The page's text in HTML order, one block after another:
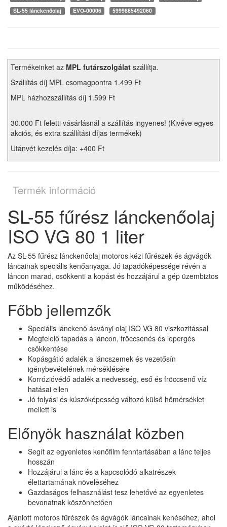
SL-55 lánckenőolaj
EVO-00006 5999885492060
Termékeinket az MPL futárszolgálat szállítja.
Szállítás díj MPL csomagpontra 1.499 Ft
MPL házhozszállítás díj 1.599 Ft
30.000 Ft feletti vásárlásnál a szállítás ingyenes! (Kivéve egyes
akciós, és extra szállítási díjas termékek)
Utánvét kezelés díja: +400 Ft
Termék információ
SL-55 fűrész lánckenőolaj
ISO VG 80 1 liter
Az SL-55 fűrész lánckenőolaj motoros kézi fűrészek és ágvágók
láncainak speciális kenőanyaga. Jó tapadóképessége révén a
láncon marad, csökkenti a kopást és hozzájárul a gép üzembiztos
működéséhez.
Főbb jellemzők
Speciális lánckenő ásványi olaj ISO VG 80 viszkozitással
Megfelelő tapadás a láncon, fröccsenés és lepergés
csökkentése
Kopásgátló adalék a láncszemek és vezetősín
igénybevételének mérséklésére
Korrózióvédő adalék a nedvesség, eső és fröccsenő víz
hatásai ellen
Jó folyási és kúszóképesség változó külső hőmérséklet
mellett is
Előnyök használat közben
Segít az egyenletes kenőfilm fenntartásában a lánc teljes
hosszán
Hozzájárul a lánc és a kapcsolódó alkatrészek
élettartamának növeléséhez
Gazdaságos felhasználást tesz lehetővé az egyenletes
bevonatnak köszönhetően
Ajánlott motoros fűrészek és ágvágók láncainak kenéséhez, ahol